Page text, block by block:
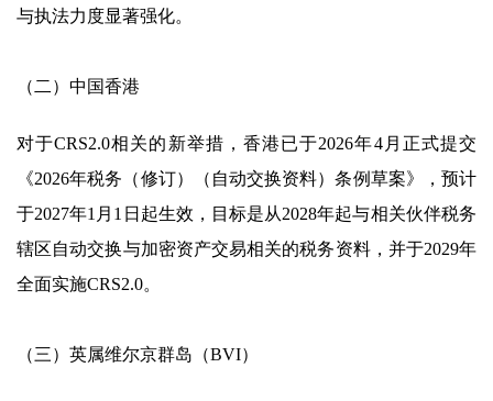
与执法力度显著强化。
（二）中国香港
对于CRS2.0相关的新举措，香港已于2026年4月正式提交
《2026年税务（修订）（自动交换资料）条例草案》，预计
于2027年1月1日起生效，目标是从2028年起与相关伙伴税务
辖区自动交换与加密资产交易相关的税务资料，并于2029年
全面实施CRS2.0。
（三）英属维尔京群岛（BVI）